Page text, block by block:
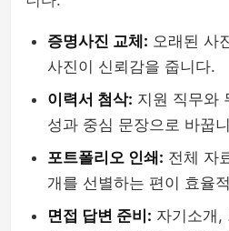
증명사진 교체: 오래된 사
사진이 신뢰감을 줍니다.
이력서 첨삭: 지원 직무와
성과 중심 문장으로 바꿉
포트폴리오 인쇄: 전체 자
개를 선별하는 편이 효율
면접 답변 준비: 자기소개,